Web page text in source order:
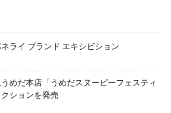
ネライ ブランド エキシビション
うめだ本店「うめだスヌーピーフェスティ
ションを発売